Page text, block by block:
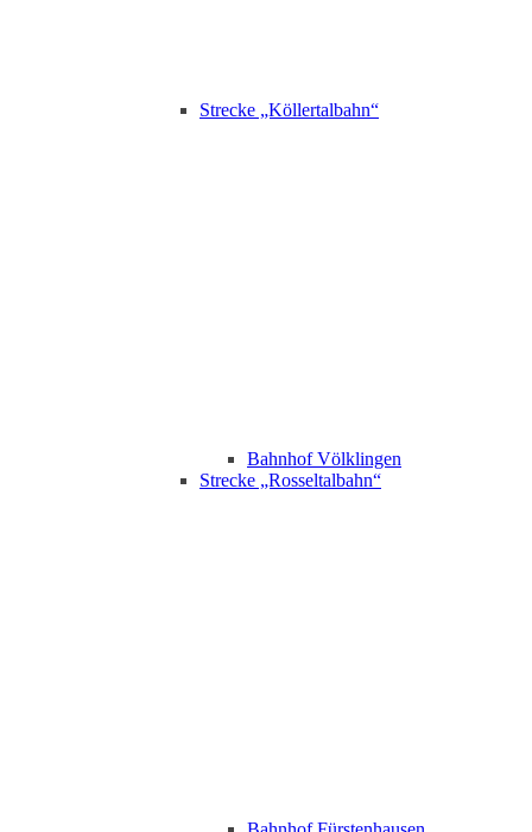
Strecke „Köllertalbahn“
Bahnhof Völklingen
Strecke „Rosseltalbahn“